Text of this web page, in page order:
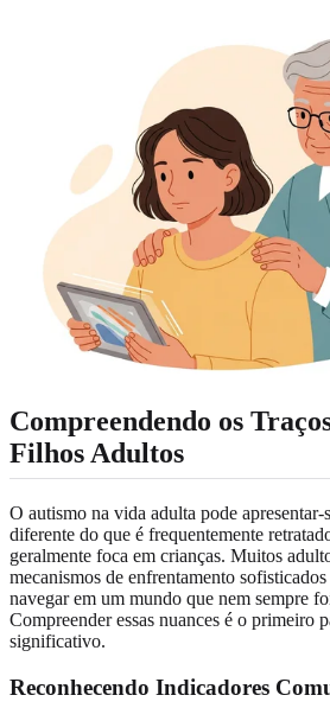
Compreendendo os
Filhos Adultos
O autismo na vida adulta pode
diferente do que é frequentemente
geralmente foca em crianças. Muitos
mecanismos de enfrentamento
navegar em um mundo que nem sempre
Compreender essas nuances é o primeiro
significativo.
Reconhecendo Indicadores